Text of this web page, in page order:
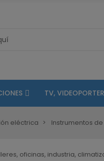
TV,
eléctrica Instrumentos
oficinas, industria,